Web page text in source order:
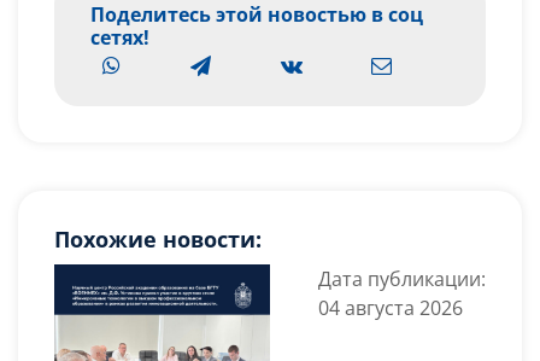
Поделитесь этой новостью в соц
сетях!
Похожие новости:
Дата публикации:
04 августа 2026